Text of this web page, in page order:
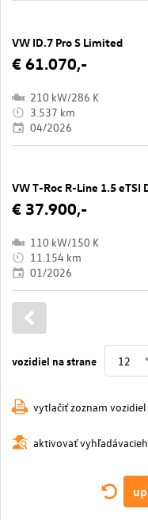
VW ID.7 Pro S Limited
€ 61.070,-
210 kW/286 K
3.537 km
04/2026
VW T-Roc R-Line 1.5 eTSI
€ 37.900,-
110 kW/150 K
11.154 km
01/2026
vozidiel na strane
vytlačiť zoznam vozidiel
aktivovať